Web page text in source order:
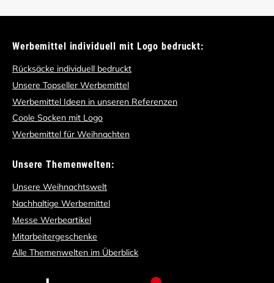
Werbemittel individuell mit Logo bedruckt:
Rücksäcke individuell bedruckt
Unsere Topseller Werbemittel
Werbemittel Ideen in unseren Referenzen
Coole Socken mit Logo
Werbemittel für Weihnachten
Unsere Themenwelten:
Unsere Weihnachtswelt
Nachhaltige Werbemittel
Messe Werbeartikel
Mitarbeitergeschenke
Alle Themenwelten im Überblick